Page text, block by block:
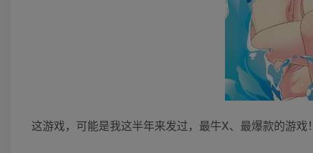
这游戏，可能是我这半年来发过，最牛X、最爆款的游戏